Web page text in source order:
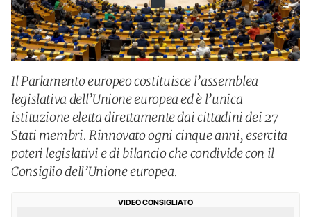
Il Parlamento europeo costituisce l’assemblea
legislativa dell’Unione europea ed è l’unica
istituzione eletta direttamente dai cittadini dei 27
Stati membri. Rinnovato ogni cinque anni, esercita
poteri legislativi e di bilancio che condivide con il
Consiglio dell’Unione europea.
VIDEO CONSIGLIATO